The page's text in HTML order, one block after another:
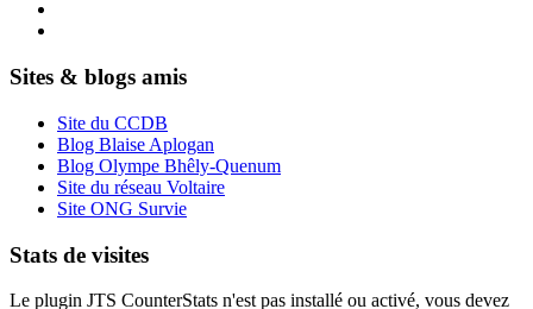
Sites & blogs amis
Site du CCDB
Blog Blaise Aplogan
Blog Olympe Bhêly-Quenum
Site du réseau Voltaire
Site ONG Survie
Stats de visites
Le plugin JTS CounterStats n'est pas installé ou activé, vous devez